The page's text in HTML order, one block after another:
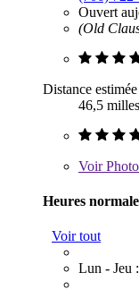
Ouvert
(Old
Distance estimée
46,5 milles
Voir
Heures
Voir tout
Lun - Jeu